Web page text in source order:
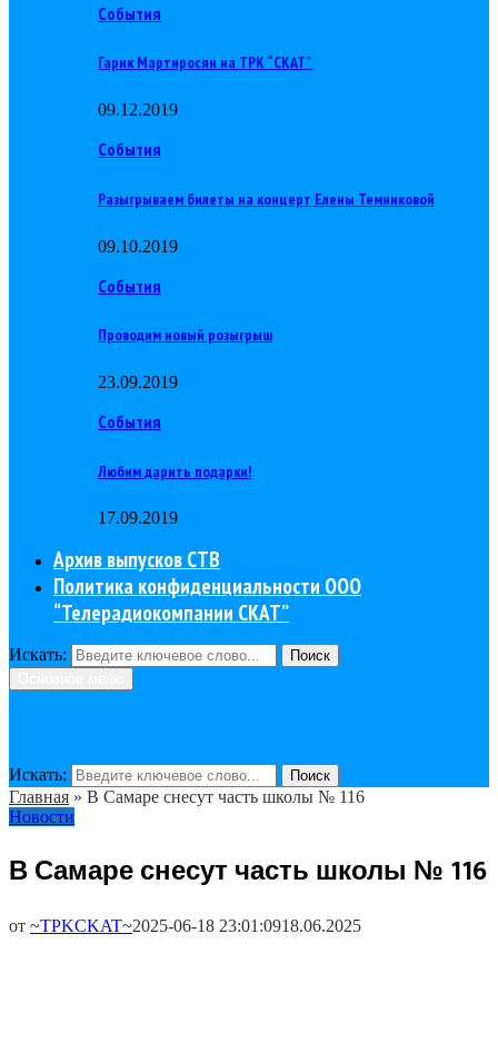
События
Гарик Мартиросян на ТРК “СКАТ”
09.12.2019
События
Разыгрываем билеты на концерт Елены Темниковой
09.10.2019
События
Проводим новый розыгрыш
23.09.2019
События
Любим дарить подарки!
17.09.2019
Архив выпусков СТВ
Политика конфиденциальности ООО
“Телерадиокомпании СКАТ”
Искать:
Поиск
Искать: Поиск
Главная » В Самаре снесут часть школы № 116
Новости
В Самаре снесут часть школы № 116
от ~TPKCKAT~2025-06-18 23:01:0918.06.2025